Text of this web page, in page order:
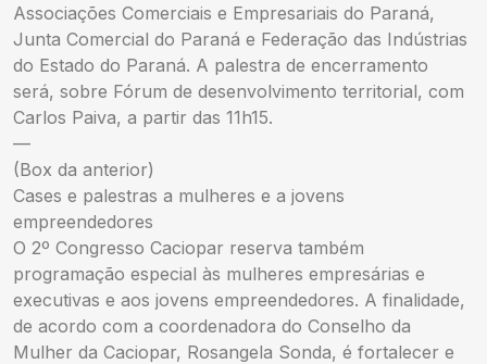
Associações Comerciais e Empresariais do Paraná,
Junta Comercial do Paraná e Federação das Indústrias
do Estado do Paraná. A palestra de encerramento
será, sobre Fórum de desenvolvimento territorial, com
Carlos Paiva, a partir das 11h15.
—
(Box da anterior)
Cases e palestras a mulheres e a jovens
empreendedores
O 2º Congresso Caciopar reserva também
programação especial às mulheres empresárias e
executivas e aos jovens empreendedores. A finalidade,
de acordo com a coordenadora do Conselho da
Mulher da Caciopar, Rosangela Sonda, é fortalecer e